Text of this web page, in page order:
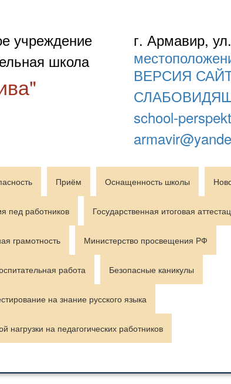
учреждение
школа
г. Армавир,
ВЕРСИЯ
school-
Приём Оснащенность школы
пед работников Государственная итоговая
грамотность Министерство просвещения РФ
работа Безопасные каникулы
на знание русского языка
нагрузки на педагогических работников